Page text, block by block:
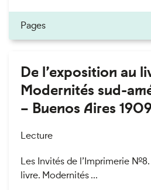
Pages
De l’exposition au
Modernités sud-
– Buenos Aires 1909
Lecture
Les Invités de l’Imprimerie
livre. Modernités ...